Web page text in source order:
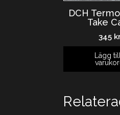
DCH
Take
345
Lägg